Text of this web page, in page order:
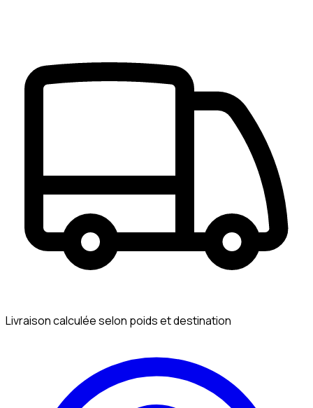
Livraison calculée selon poids et destination